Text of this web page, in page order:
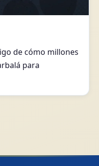
de cómo millones
para